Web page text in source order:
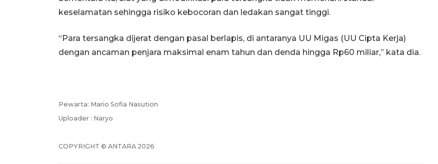
keselamatan sehingga risiko kebocoran dan ledakan sangat tinggi.
“Para tersangka dijerat dengan pasal berlapis, di antaranya UU Migas (UU Cipta Kerja)
dengan ancaman penjara maksimal enam tahun dan denda hingga Rp60 miliar,” kata dia.
Pewarta: Mario Sofia Nasution
Uploader : Naryo
COPYRIGHT © ANTARA 2026